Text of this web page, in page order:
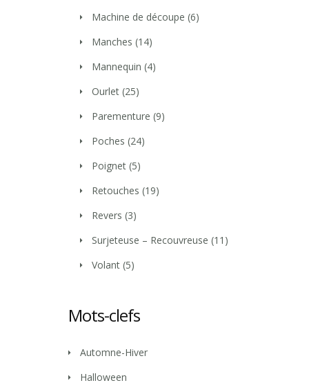
Machine de découpe (6)
Manches (14)
Mannequin (4)
Ourlet (25)
Parementure (9)
Poches (24)
Poignet (5)
Retouches (19)
Revers (3)
Surjeteuse – Recouvreuse (11)
Volant (5)
Mots-clefs
Automne-Hiver
Halloween